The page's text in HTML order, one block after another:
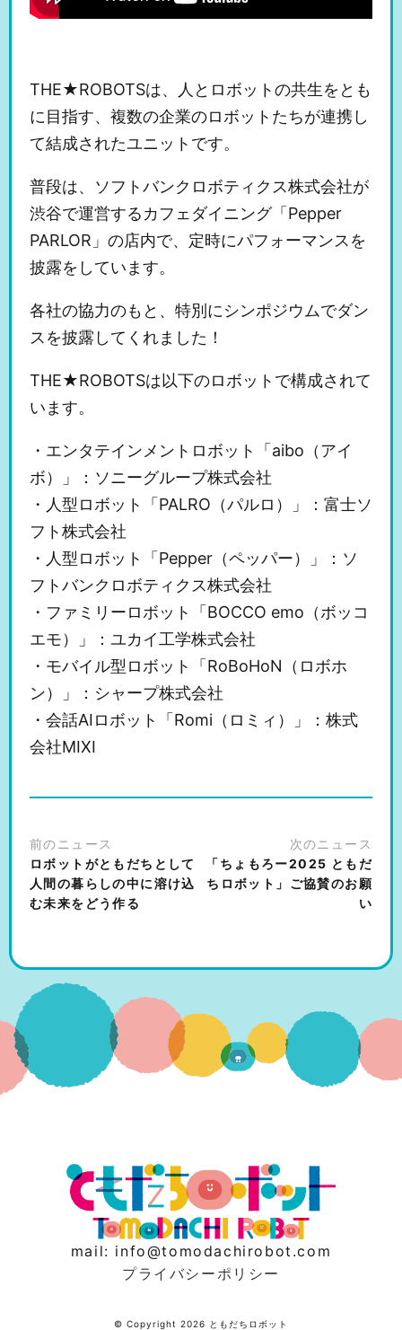
THE★ROBOTSは、人とロボットの共生をとも
に目指す、複数の企業のロボットたちが連携し
て結成されたユニットです。
普段は、ソフトバンクロボティクス株式会社が
渋谷で運営するカフェダイニング「Pepper
PARLOR」の店内で、定時にパフォーマンスを
披露をしています。
各社の協力のもと、特別にシンポジウムでダン
スを披露してくれました！
THE★ROBOTSは以下のロボットで構成されて
います。
・エンタテインメントロボット「aibo（アイ
ボ）」：ソニーグループ株式会社
・人型ロボット「PALRO（パルロ）」：富士ソ
フト株式会社
・人型ロボット「Pepper（ペッパー）」：ソ
フトバンクロボティクス株式会社
・ファミリーロボット「BOCCO emo（ボッコ
エモ）」：ユカイ工学株式会社
・モバイル型ロボット「RoBoHoN（ロボホ
ン）」：シャープ株式会社
・会話AIロボット「Romi（ロミィ）」：株式
会社MIXI
前のニュース
ロボットがともだちとして
人間の暮らしの中に溶け込
む未来をどう作る
次のニュース
「ちょもろー2025 ともだ
ちロボット」ご協賛のお願
い
mail: info@tomodachirobot.com
プライバシーポリシー
© Copyright 2026 ともだちロボット